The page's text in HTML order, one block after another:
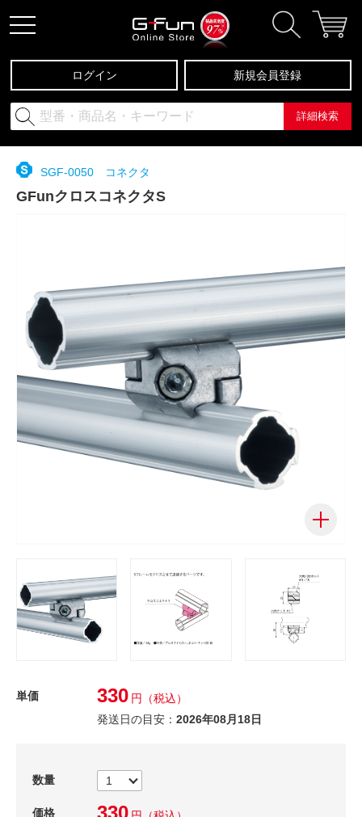
ログイン 新規会員登録
詳細検索
SGF-0050 コネクタ
GFunクロスコネクタS
単価 330 円
（税込）
発送日の目安： 2026年08月18日
数量
価格 330